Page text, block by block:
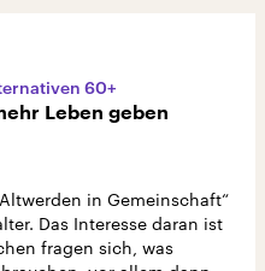
60+
Leben geben
in Gemeinschaft“
Das Interesse daran ist
fragen sich, was